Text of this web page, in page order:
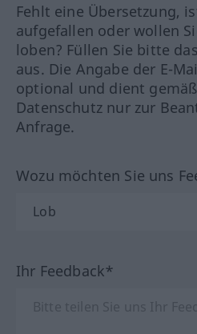
Fehlt eine Übersetzung,
aufgefallen oder wollen
loben? Füllen Sie bitte
aus. Die Angabe der E-
optional und dient
Datenschutz nur zur
Anfrage.
Wozu möchten Sie uns
Ihr Feedback*